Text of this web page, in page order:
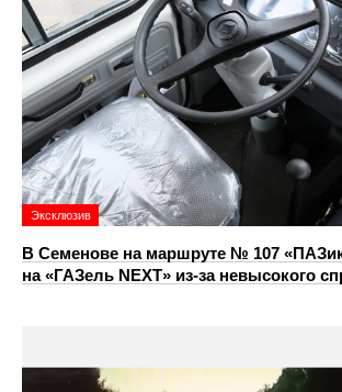
Эксклюзив
В Семенове на маршруте № 107
на «ГАЗель NEXT» из‑за невысокого